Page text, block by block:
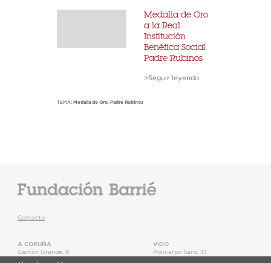
Medalla de Oro
a la Real
Institución
Benéfica Social
Padre Rubinos
>Seguir leyendo
TEMA: Medalla de Oro, Padre Rubinos
Contacto
A CORUÑA
Cantón Grande, 9
VIGO
Policarpo Sanz, 31